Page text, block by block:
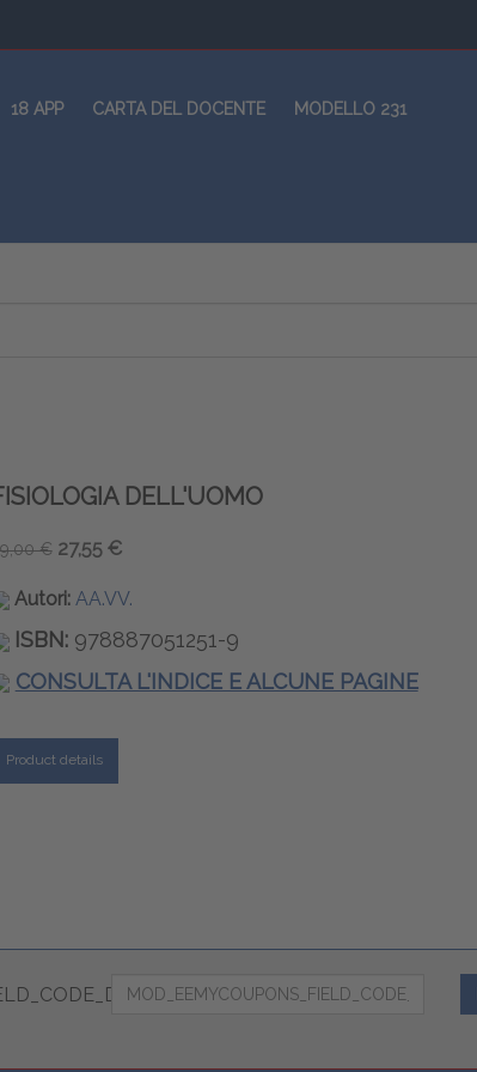
18 APP CARTA DEL DOCENTE MODELLO 231
DELL'UOMO
€ 27,55 €
Autori: AA.VV.
ISBN: 978887051251-9
CONSULTA L'INDICE E ALCUNE PAGINE
Product details